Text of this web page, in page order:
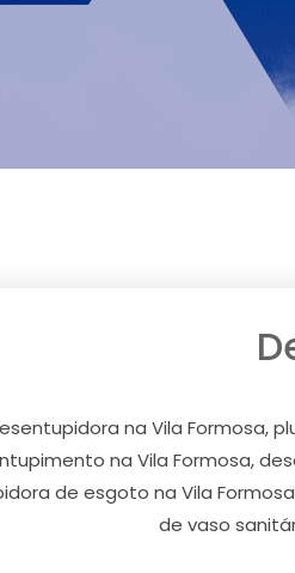
na Vila Formosa,
na Vila Formosa,
de esgoto na Vila
de vaso